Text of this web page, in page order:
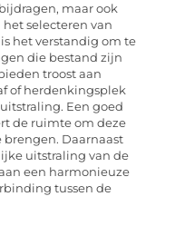
maar ook
selecteren van
het verstandig om te
die bestand zijn
troost aan
of herdenkingsplek
Een goed
de ruimte om deze
Daarnaast
uitstraling van de
een harmonieuze
tussen de